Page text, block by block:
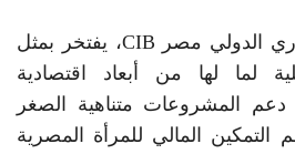
وأضافت أن البنك التجاري الدولي مصر CIB، يفتخر بمثل
لما لها من أبعاد اقتصادية
المشروعات متناهية الصغر
المالي للمرأة المصرية